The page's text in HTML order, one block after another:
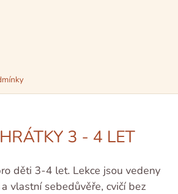
3 - 4 LET
děti 3-4 let. Lekce jsou vedeny
vlastní sebedůvěře, cvičí bez